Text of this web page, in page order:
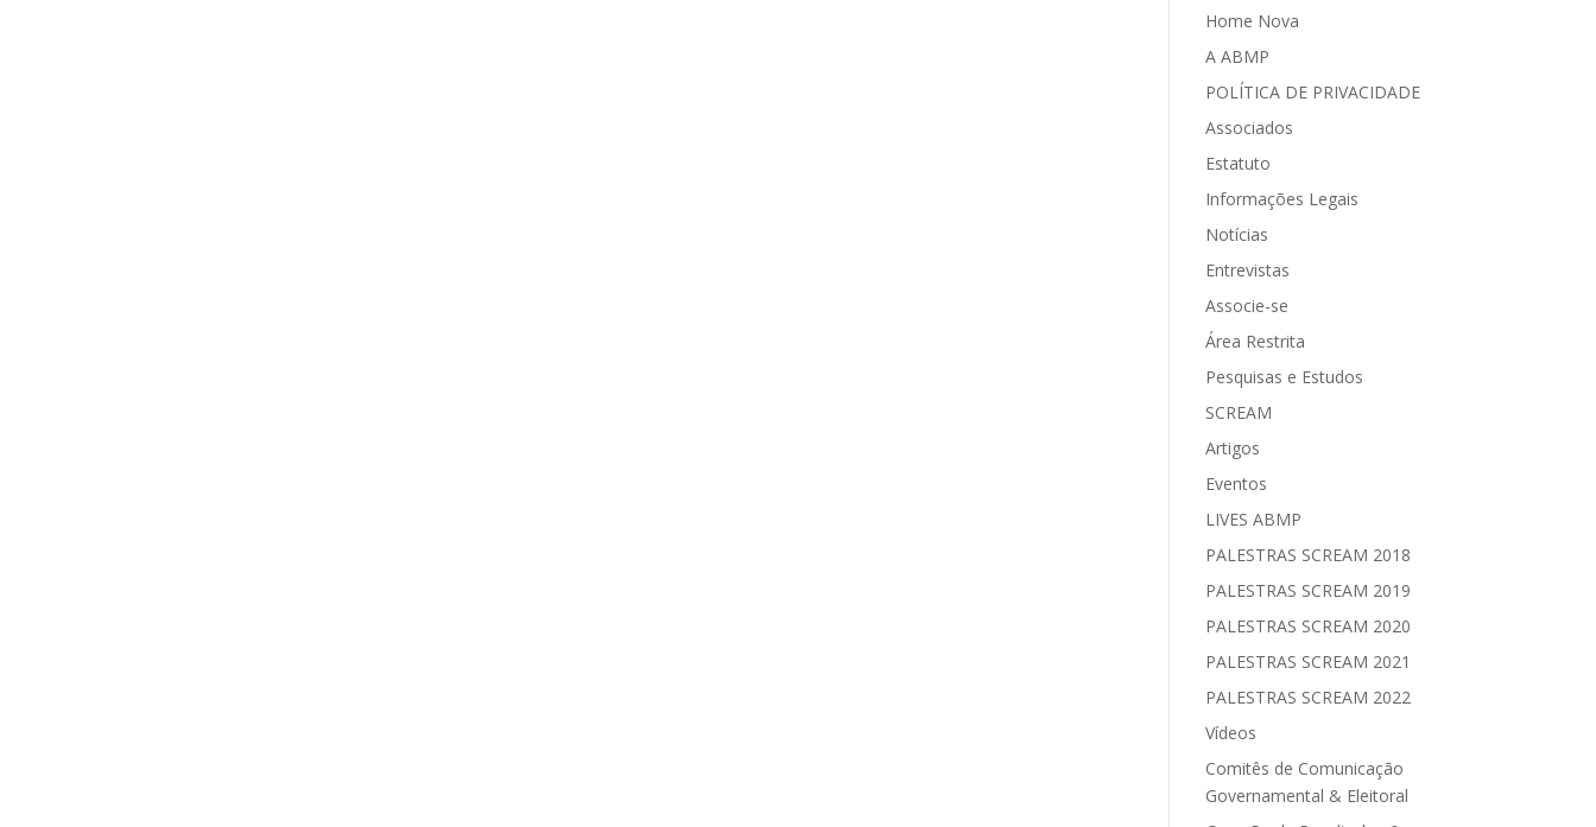
Home Nova
A ABMP
POLÍTICA DE PRIVACIDADE
Associados
Estatuto
Informações Legais
Notícias
Entrevistas
Associe-se
Área Restrita
Pesquisas e Estudos
SCREAM
Artigos
Eventos
LIVES ABMP
PALESTRAS SCREAM 2018
PALESTRAS SCREAM 2019
PALESTRAS SCREAM 2020
PALESTRAS SCREAM 2021
PALESTRAS SCREAM 2022
Vídeos
Comitês de Comunicação
Governamental & Eleitoral